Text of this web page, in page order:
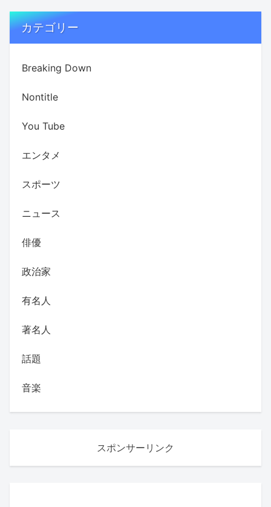
カテゴリー
Breaking Down
Nontitle
You Tube
エンタメ
スポーツ
ニュース
俳優
政治家
有名人
著名人
話題
音楽
スポンサーリンク